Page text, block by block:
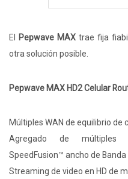
El Pepwave MAX trae fija
otra solución posible.
Pepwave MAX HD2 Celular
Múltiples WAN de equilibrio
Agregado de múltiples
SpeedFusion™ ancho de
Streaming de video en HD de